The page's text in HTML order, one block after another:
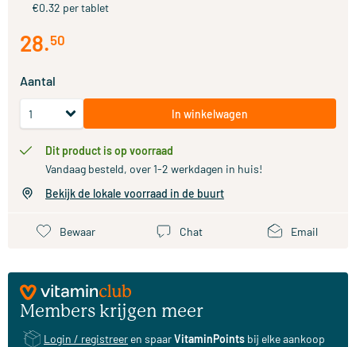
€0.32 per tablet
28.50
Aantal
In winkelwagen
Dit product is op voorraad
Vandaag besteld, over 1-2 werkdagen in huis!
Bekijk de lokale voorraad in de buurt
Bewaar Chat Email
Members krijgen meer
Login / registreer en spaarVitaminPoints bij elke aankoop